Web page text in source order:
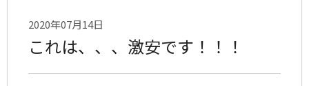
2020年07月14日
これは、、、激安です！！！